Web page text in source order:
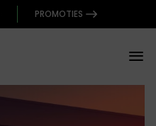
PROMOTIES